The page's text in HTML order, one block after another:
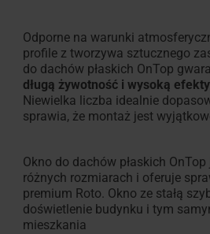
Odporne na warunki
profile z tworzywa sztucznego
do dachów płaskich OnTop
długą żywotność i wysoką
Niewielka liczba idealnie
sprawia, że montaż jest
Okno do dachów płaskich
różnych rozmiarach i oferuje
premium Roto. Okno ze stałą
doświetlenie budynku i tym
mieszkania